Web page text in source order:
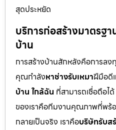
สุดประหยัด
บริการก่อสร้างมาตรฐ
บ้าน
การสร้างบ้านสักหลังคือการล
คุณกำลังหาช่างรับเหมาฝีมือดี
บ้าน ใกล้ฉัน ที่สามารถเชื่อถือไ
ของเราคือทีมงานคุณภาพที่พ
กลายเป็นจริง เราคือบริษัทรับส